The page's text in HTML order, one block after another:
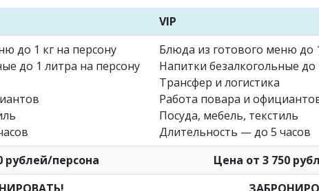
VIP
до 1 кг на персону
до 1 литра на персону
Блюда из готового меню до
Напитки безалкогольные до
Трансфер и логистика
Работа повара и
Посуда, мебель, текстиль
Длительность — до 5 часов
рублей/персона
Цена от 3 750